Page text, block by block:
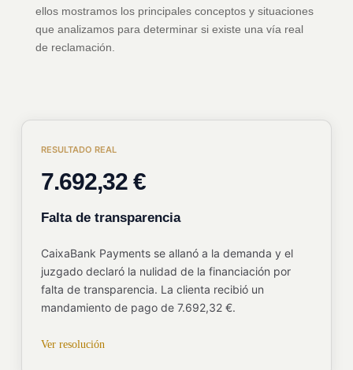
ellos mostramos los principales conceptos y situaciones
que analizamos para determinar si existe una vía real
de reclamación.
RESULTADO REAL
7.692,32 €
Falta de transparencia
CaixaBank Payments se allanó a la demanda y el
juzgado declaró la nulidad de la financiación por
falta de transparencia. La clienta recibió un
mandamiento de pago de 7.692,32 €.
Ver resolución